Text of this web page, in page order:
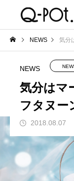
NEWS 気分
NEWS
気分はマ
フタヌー
2018.08.07